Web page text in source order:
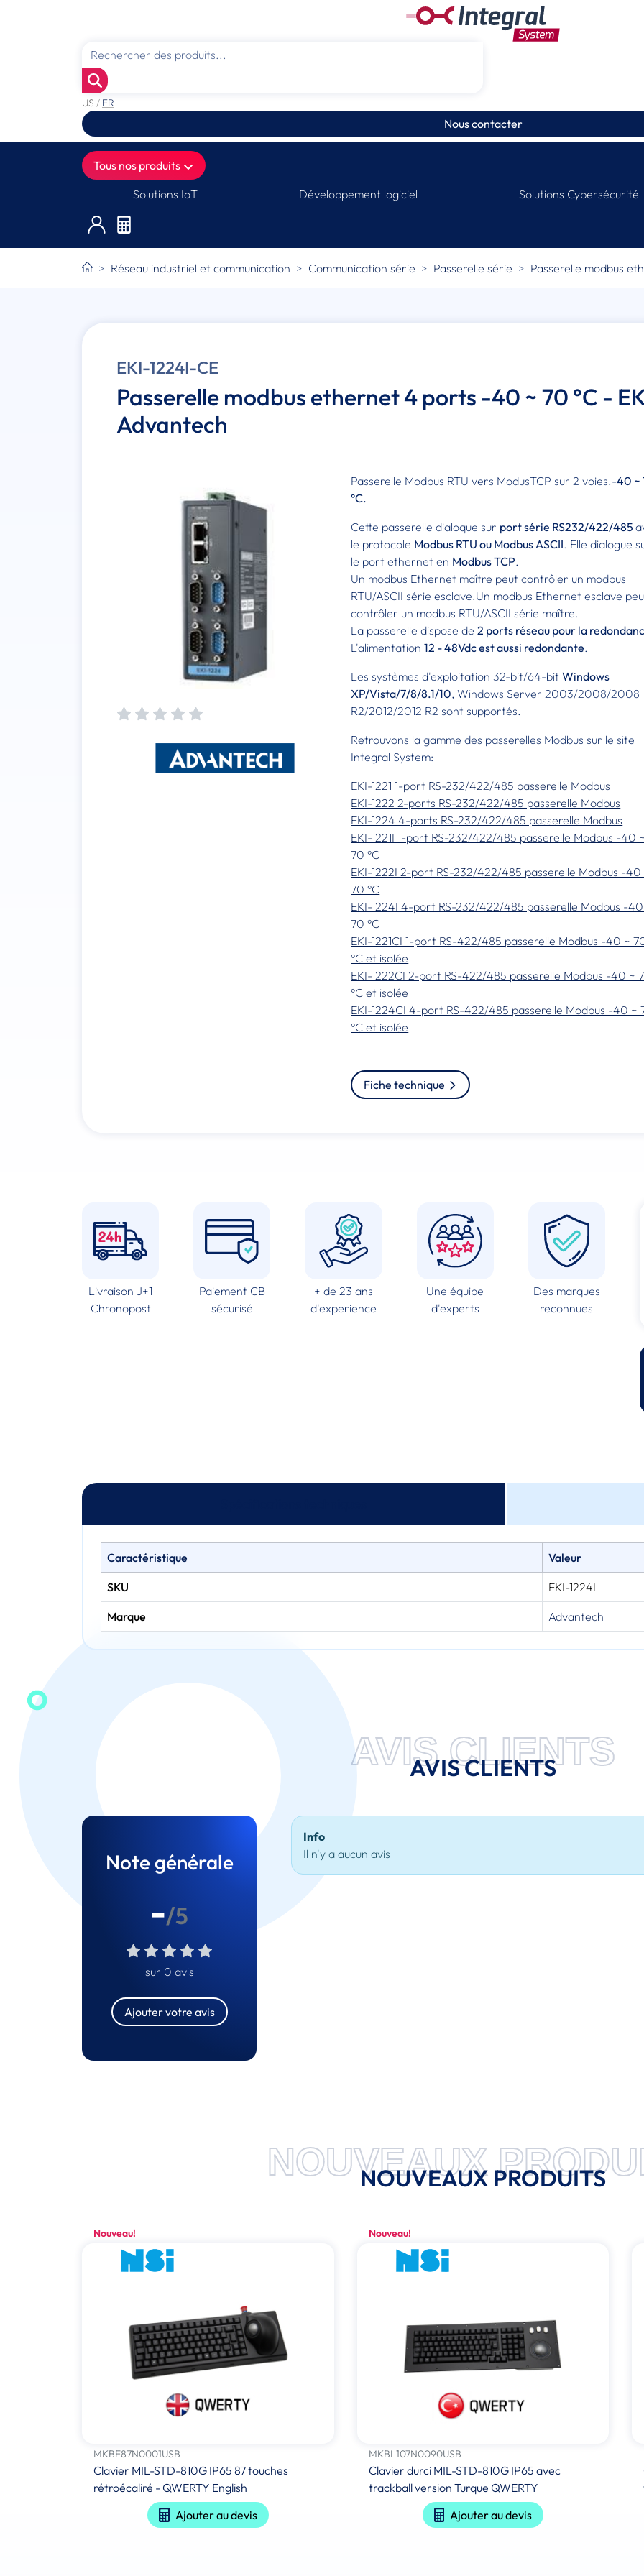
US / FR
Nous contacter
Tous nos produits
Solutions IoT Développement logiciel Solutions Cybersécurité
Réseau industriel et communication Communication série Passerelle série Passerelle modbus
EKI-1224I-CE
Passerelle modbus ethernet 4 ports -40 ~ 70 °C -
Advantech
Passerelle Modbus RTU vers ModusTCP sur 2 voies.-40 ~
°C.
Cette passerelle dialoque sur port série RS232/422/485
le protocole Modbus RTU ou Modbus ASCII. Elle dialogue
le port ethernet en Modbus TCP.
Un modbus Ethernet maître peut contrôler un modbus
RTU/ASCII série esclave.Un modbus Ethernet esclave
contrôler un modbus RTU/ASCII série maître.
La passerelle dispose de2 ports réseau pour la
L'alimentation12 - 48Vdc est aussi redondante.
Les systèmes d'exploitation 32-bit/64-bitWindows
XP/Vista/7/8/8.1/10, Windows Server 2003/2008/2008
R2/2012/2012 R2 sont supportés.
Retrouvons la gamme des passerelles Modbus sur le site
Integral System:
EKI-1221 1-port RS-232/422/485 passerelle Modbus
EKI-1222 2-ports RS-232/422/485 passerelle Modbus
EKI-1224 4-ports RS-232/422/485 passerelle Modbus
EKI-1221I 1-port RS-232/422/485 passerelle Modbus -40 ~
70 °C
EKI-1222I 2-port RS-232/422/485 passerelle Modbus -40
70 °C
EKI-1224I 4-port RS-232/422/485 passerelle Modbus -
70 °C
EKI-1221CI 1-port RS-422/485 passerelle Modbus -40 ~
°C et isolée
EKI-1222CI 2-port RS-422/485 passerelle Modbus -40 ~
°C et isolée
EKI-1224CI 4-port RS-422/485 passerelle Modbus -40 ~
°C et isolée
Fiche technique
Livraison J+1
Chronopost
Paiement CB
sécurisé
+ de 23 ans
d'experience
Une équipe
d'experts
Des marques
reconnues
Caractéristique Valeur
SKU EKI-1224I
Marque Advantech
AVIS CLIENTS
AVIS CLIENTS
Note générale
-/5
sur 0 avis
Ajouter votre avis
Info
Il n'y a aucun avis
NOUVEAUX PRODUITS
NOUVEAUX
Nouveau!
MKBE87N0001USB
Clavier MIL-STD-810G IP65 87 touches
rétroécaliré - QWERTY English
Ajouter au devis
Nouveau!
MKBL107N0090USB
Clavier durci MIL-STD-810G IP65 avec
trackball version Turque QWERTY
Ajouter au devis